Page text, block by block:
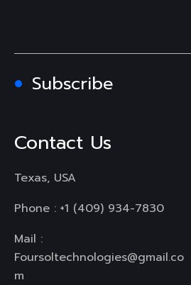
Subscribe
Contact Us
Texas, USA
Phone : +1 (409) 934-7830
Mail :
Foursoltechnologies@gmail.co
m